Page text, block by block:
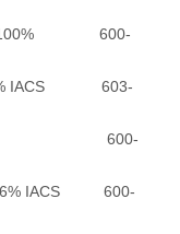
m 100% 600-
4,0% IACS 603-
m 25,9% 600-
8,6% IACS 600-